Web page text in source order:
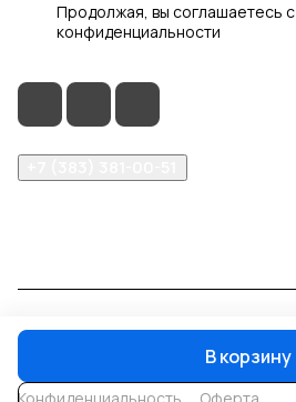
В корзину
Продолжая, вы соглашаетесь с
конфиденциальности
© 2026 Интер-Двери
Конфиденциальность Оферта